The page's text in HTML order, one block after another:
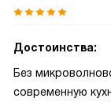
Достоинства:
Без
современную